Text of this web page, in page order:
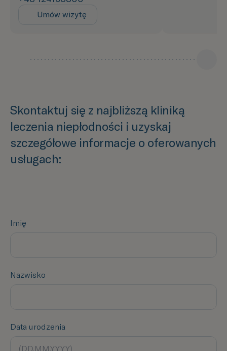
Umów wizytę
Skontaktuj się z najbliższą kliniką
leczenia niepłodności i uzyskaj
szczegółowe informacje o oferowanych
usługach:
Imię
Nazwisko
Data urodzenia